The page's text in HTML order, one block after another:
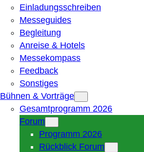
Einladungsschreiben
Messeguides
Begleitung
Anreise & Hotels
Messekompass
Feedback
Sonstiges
Bühnen & Vorträge
Gesamtprogramm 2026
Forum
Programm 2026
Rückblick Forum